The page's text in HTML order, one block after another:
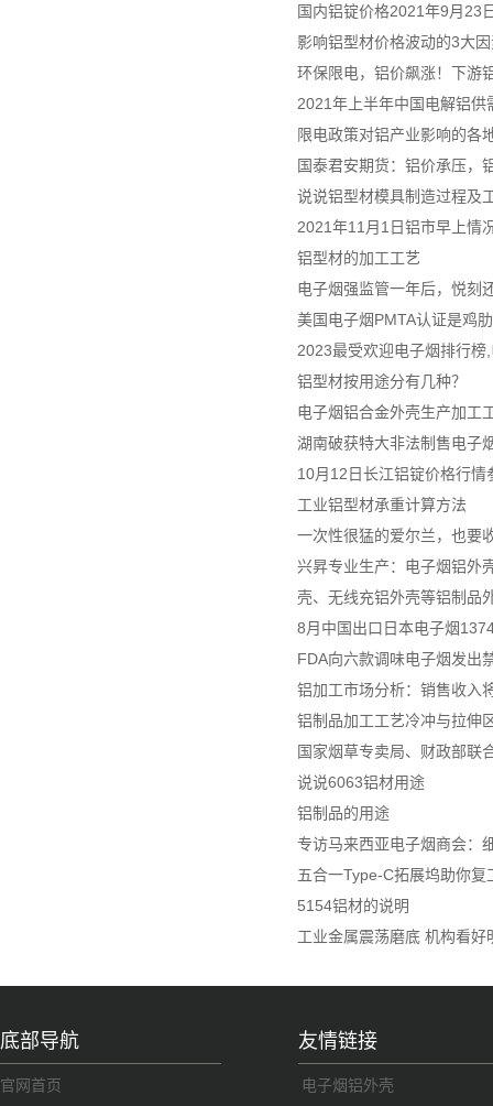
国内铝锭价格2021年9月23
影响铝型材价格波动的3大
环保限电，铝价飙涨！下游
2021年上半年中国电解铝供
限电政策对铝产业影响的各
国泰君安期货：铝价承压，
说说铝型材模具制造过程及
2021年11月1日铝市早上情
铝型材的加工工艺
电子烟强监管一年后，悦刻
美国电子烟PMTA认证是鸡
2023最受欢迎电子烟排行榜
铝型材按用途分有几种？
电子烟铝合金外壳生产加工
湖南破获特大非法制售电子
10月12日长江铝锭价格行情
工业铝型材承重计算方法
一次性很猛的爱尔兰，也要
兴昇专业生产：电子烟铝外
壳、无线充铝外壳等铝制品
8月中国出口日本电子烟
FDA向六款调味电子烟发出
铝加工市场分析：销售收入
铝制品加工工艺冷冲与拉伸
国家烟草专卖局、财政部联
说说6063铝材用途
铝制品的用途
专访马来西亚电子烟商会：
五合一Type-C拓展坞助你
5154铝材的说明
工业金属震荡磨底 机构看
底部导航
官网首页
友情链接
电子烟铝外壳